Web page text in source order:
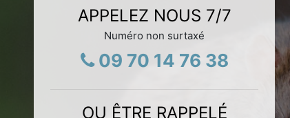
APPELEZ NOUS 7/7
Numéro non surtaxé
09 70 14 76 38
OU ÊTRE RAPPELÉ